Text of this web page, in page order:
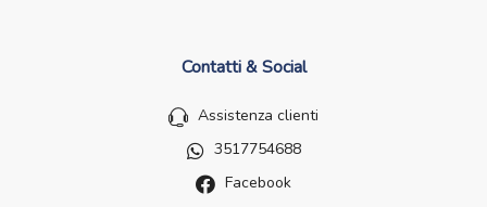
Contatti & Social
Assistenza clienti
3517754688
Facebook